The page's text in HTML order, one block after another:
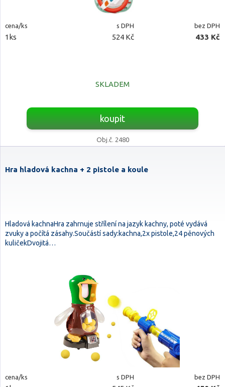
cena/ks s DPH bez DPH
1ks 524 Kč 433 Kč
SKLADEM
koupit
Obj.č. 2480
Hra hladová kachna + 2 pistole a koule
Hladová kachnaHra zahrnuje střílení na jazyk kachny, poté vydává
zvuky a počítá zásahy.Součástí sady:kachna,2x pistole,24 pěnových
kuličekDvojitá…
cena/ks s DPH bez DPH